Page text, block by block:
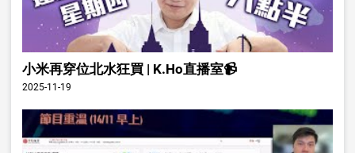
小米再穿位北水狂買 | K.Ho直播室📹
2025-11-19